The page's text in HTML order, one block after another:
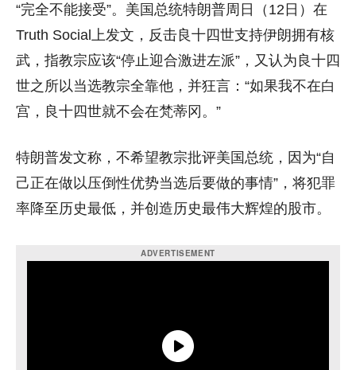
“完全不能接受”。美国总统特朗普周日（12日）在
Truth Social上发文，反击良十四世支持伊朗拥有核
武，指教宗应该“停止迎合激进左派”，又认为良十四
世之所以当选教宗全靠他，并狂言：“如果我不在白
宫，良十四世就不会在梵蒂冈。”
特朗普发文称，不希望教宗批评美国总统，因为“自
己正在做以压倒性优势当选后要做的事情”，将犯罪
率降至历史最低，并创造历史最伟大辉煌的股市。